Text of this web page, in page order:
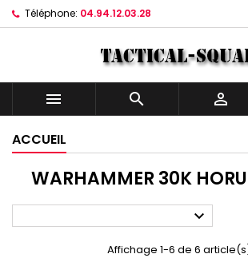
Téléphone: 04.94.12.03.28
  
ACCUEIL
WARHAMMER 30K

Affichage 1-6 de 6